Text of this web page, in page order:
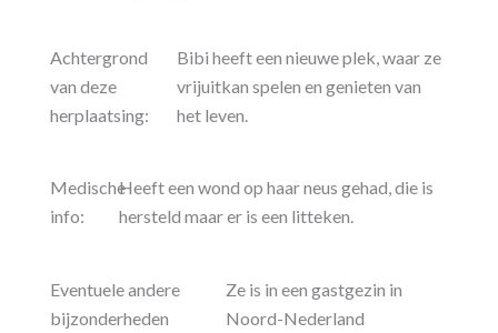
Achtergrond
van deze
herplaatsing:
Bibi heeft een nieuwe plek, waar ze
vrijuitkan spelen en genieten van
het leven.
Medische
info:
Heeft een wond op haar neus gehad, die is
hersteld maar er is een litteken.
Eventuele andere
bijzonderheden
Ze is in een gastgezin in
Noord-Nederland